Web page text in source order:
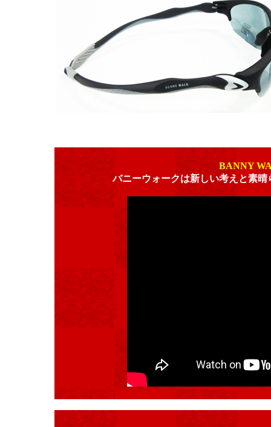
BANNY
バニーウォークは新しい考えと素